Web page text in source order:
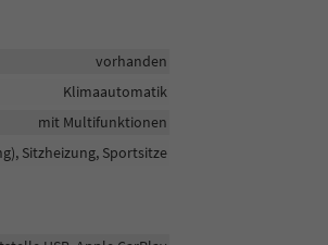
vorhanden
Klimaautomatik
mit Multifunktionen
Sitzheizung, Sportsitze